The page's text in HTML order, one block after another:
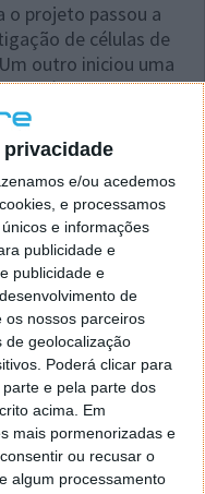
privacidade
e/ou acedemos
e processamos
e informações
publicidade e
publicidade e
de
os nossos parceiros
de geolocalização
Poderá clicar para
e pela parte dos
acima. Em
mais pormenorizadas e
ou recusar o
algum processamento
o projeto passou a
de células de
outro iniciou uma
máquinas de
A sua
também a Apple,
fabricantes de
enviámos ao
em Ciências
para
para o mesmo,
era duplicar
nos produtos
corte superior.
Então esse foi o
superado. Nós não
mais quatro anos
até onde